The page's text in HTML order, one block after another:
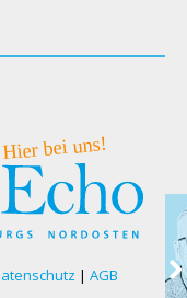
| AGB